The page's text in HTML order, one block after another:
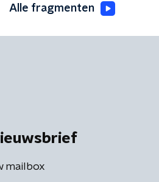
Alle fragmenten
mailbox